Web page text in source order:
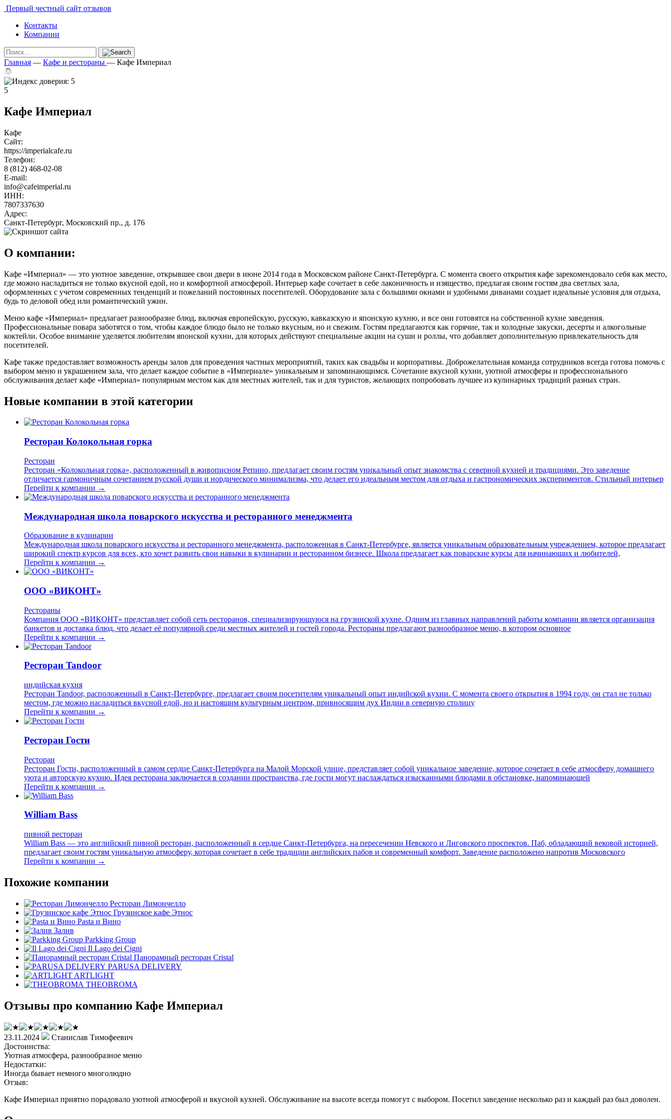
Первый честный сайт отзывов
Контакты
Компании
Главная — Кафе и рестораны — Кафе Империал
5
Кафе Империал
Кафе
Сайт:
https://imperialcafe.ru
Телефон:
8 (812) 468-02-08
E-mail:
info@cafeimperial.ru
ИНН:
7807337630
Адрес:
Санкт-Петербург, Московский пр., д. 176
О компании:
Кафе «Империал» — это уютное заведение, открывшее свои двери в июне 2014 года в Московском районе Санкт-Петербурга. С момента своего открытия кафе зарекомендовало себя как место,
где можно насладиться не только вкусной едой, но и комфортной атмосферой. Интерьер кафе сочетает в себе лаконичность и изящество, предлагая своим гостям два светлых зала,
оформленных с учетом современных тенденций и пожеланий постоянных посетителей. Оборудование зала с большими окнами и удобными диванами создает идеальные условия для отдыха,
будь то деловой обед или романтический ужин.
Меню кафе «Империал» предлагает разнообразие блюд, включая европейскую, русскую, кавказскую и японскую кухню, и все они готовятся на собственной кухне заведения.
Профессиональные повара заботятся о том, чтобы каждое блюдо было не только вкусным, но и свежим. Гостям предлагаются как горячие, так и холодные закуски, десерты и алкогольные
коктейли. Особое внимание уделяется любителям японской кухни, для которых действуют специальные акции на суши и роллы, что добавляет дополнительную привлекательность для
посетителей.
Кафе также предоставляет возможность аренды залов для проведения частных мероприятий, таких как свадьбы и корпоративы. Доброжелательная команда сотрудников всегда готова помочь с
выбором меню и украшением зала, что делает каждое событие в «Империале» уникальным и запоминающимся. Сочетание вкусной кухни, уютной атмосферы и профессионального
обслуживания делает кафе «Империал» популярным местом как для местных жителей, так и для туристов, желающих попробовать лучшее из кулинарных традиций разных стран.
Новые компании в этой категории
Ресторан Колокольная горка
Ресторан
Ресторан «Колокольная горка», расположенный в живописном Репино, предлагает своим гостям уникальный опыт знакомства с северной кухней и традициями. Это заведение
отличается гармоничным сочетанием русской души и нордического минимализма, что делает его идеальным местом для отдыха и гастрономических экспериментов. Стильный интерьер
Перейти к компании →
Международная школа поварского искусства и ресторанного менеджмента
Образование в кулинарии
Международная школа поварского искусства и ресторанного менеджмента, расположенная в Санкт-Петербурге, является уникальным образовательным учреждением, которое предлагает
широкий спектр курсов для всех, кто хочет развить свои навыки в кулинарии и ресторанном бизнесе. Школа предлагает как поварские курсы для начинающих и любителей,
Перейти к компании →
ООО «ВИКОНТ»
Рестораны
Компания ООО «ВИКОНТ» представляет собой сеть ресторанов, специализирующуюся на грузинской кухне. Одним из главных направлений работы компании является организация
банкетов и доставка блюд, что делает её популярной среди местных жителей и гостей города. Рестораны предлагают разнообразное меню, в котором основное
Перейти к компании →
Ресторан Tandoor
индийская кухня
Ресторан Tandoor, расположенный в Санкт-Петербурге, предлагает своим посетителям уникальный опыт индийской кухни. С момента своего открытия в 1994 году, он стал не только
местом, где можно насладиться вкусной едой, но и настоящим культурным центром, привносящим дух Индии в северную столицу
Перейти к компании →
Ресторан Гости
Ресторан
Ресторан Гости, расположенный в самом сердце Санкт-Петербурга на Малой Морской улице, представляет собой уникальное заведение, которое сочетает в себе атмосферу домашнего
уюта и авторскую кухню. Идея ресторана заключается в создании пространства, где гости могут наслаждаться изысканными блюдами в обстановке, напоминающей
Перейти к компании →
William Bass
пивной ресторан
William Bass — это английский пивной ресторан, расположенный в сердце Санкт-Петербурга, на пересечении Невского и Лиговского проспектов. Паб, обладающий вековой историей,
предлагает своим гостям уникальную атмосферу, которая сочетает в себе традиции английских пабов и современный комфорт. Заведение расположено напротив Московского
Перейти к компании →
Похожие компании
Ресторан Лимончелло
Грузинское кафе Этнос
Pasta и Вино
Залив
Parkking Group
Il Lago dei Cigni
Панорамный ресторан Cristal
PARUSA DELIVERY
ARTLIGHT
THEOBROMA
Отзывы про компанию Кафе Империал
23.11.2024
Станислав Тимофеевич
Достоинства:
Уютная атмосфера, разнообразное меню
Недостатки:
Иногда бывает немного многолюдно
Отзыв:
Кафе Империал приятно порадовало уютной атмосферой и вкусной кухней. Обслуживание на высоте всегда помогут с выбором. Посетил заведение несколько раз и каждый раз был доволен.